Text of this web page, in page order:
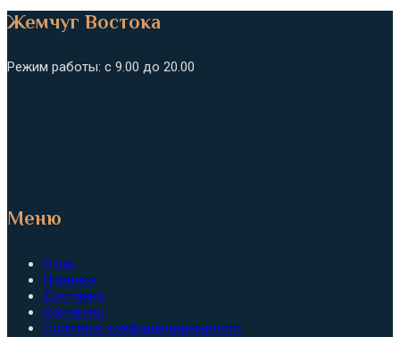
Жемчуг Востока
Режим работы: с 9.00 до 20.00
Меню
О нас
Новинки
Доставка
Контакты
Политика конфиденциальности